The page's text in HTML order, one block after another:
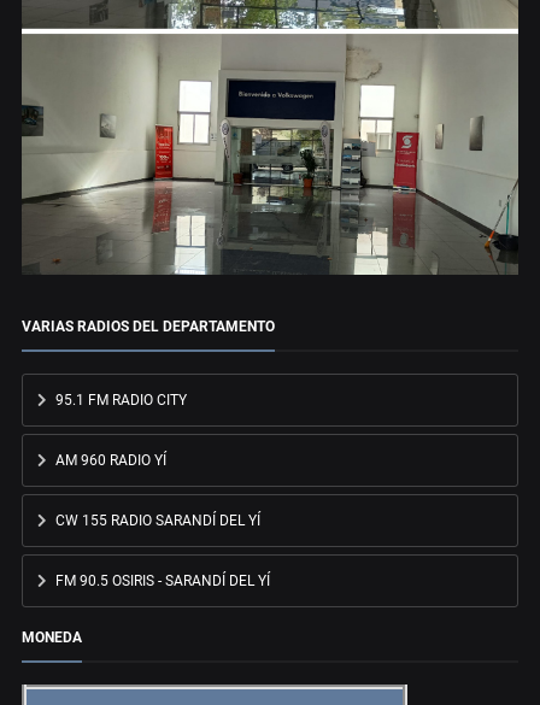
VARIAS RADIOS DEL DEPARTAMENTO
95.1 FM RADIO CITY
AM 960 RADIO YÍ
CW 155 RADIO SARANDÍ DEL YÍ
FM 90.5 OSIRIS - SARANDÍ DEL YÍ
MONEDA